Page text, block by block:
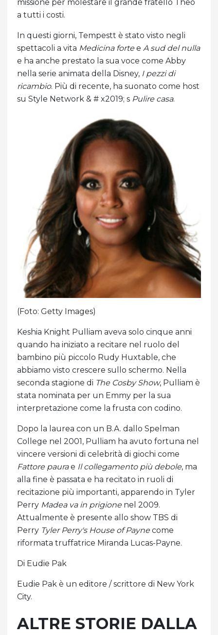
missione per molestare il grande fratello Theo
a tutti i costi.
In questi giorni, Tempestt è stato visto negli
spettacoli a vita Medicina fortee A sud del nulla
e ha anche prestato la sua voce come Abby
nella serie animata della Disney, I pezzi di
ricambio. Più di recente, ha suonato come host
su Style Network & # x2019; s Pulire casa.
(Foto: Getty Images)
Keshia Knight Pulliam aveva solo cinque anni
quando ha iniziato a recitare nel ruolo del
bambino più piccolo Rudy Huxtable, che
abbiamo visto crescere sullo schermo. Nella
seconda stagione di The Cosby Show, Pulliam è
stata nominata per un Emmy per la sua
interpretazione come la frusta con codino.
Dopo la laurea con un B.A. dallo Spelman
College nel 2001, Pulliam ha avuto fortuna nel
vincere versioni di celebrità di giochi come
Fattore paurae Il collegamento più debole, ma
alla fine è passata e ha recitato in ruoli di
recitazione più importanti, apparendo in Tyler
Perry Madea va in prigionenel 2009.
Attualmente è presente allo show TBS di
Perry Tyler Perry's House of Paynecome
riformata truffatrice Miranda Lucas-Payne.
Di Eudie Pak
Eudie Pak è un editore / scrittore di New York
City.
ALTRE STORIE DALLA